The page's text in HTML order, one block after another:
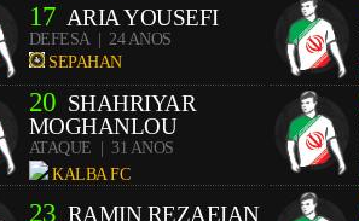
17 ARIA YOUSEFI
DEFESA
| 24 ANOS
SEPAHAN
20 SHAHRIYAR
MOGHANLOU
ATAQUE
| 31 ANOS
KALBA FC
23 RAMIN REZAEIAN